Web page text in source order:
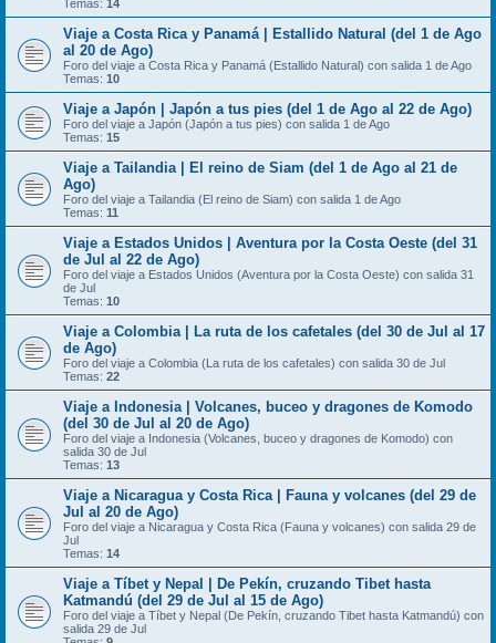
Temas: 14
Viaje a Costa Rica y Panamá | Estallido Natural (del 1 de Ago
al 20 de Ago)
Foro del viaje a Costa Rica y Panamá (Estallido Natural) con salida 1 de Ago
Temas: 10
Viaje a Japón | Japón a tus pies (del 1 de Ago al 22 de Ago)
Foro del viaje a Japón (Japón a tus pies) con salida 1 de Ago
Temas: 15
Viaje a Tailandia | El reino de Siam (del 1 de Ago al 21 de
Ago)
Foro del viaje a Tailandia (El reino de Siam) con salida 1 de Ago
Temas: 11
Viaje a Estados Unidos | Aventura por la Costa Oeste (del 31
de Jul al 22 de Ago)
Foro del viaje a Estados Unidos (Aventura por la Costa Oeste) con salida 31
de Jul
Temas: 10
Viaje a Colombia | La ruta de los cafetales (del 30 de Jul al 17
de Ago)
Foro del viaje a Colombia (La ruta de los cafetales) con salida 30 de Jul
Temas: 22
Viaje a Indonesia | Volcanes, buceo y dragones de Komodo
(del 30 de Jul al 20 de Ago)
Foro del viaje a Indonesia (Volcanes, buceo y dragones de Komodo) con
salida 30 de Jul
Temas: 13
Viaje a Nicaragua y Costa Rica | Fauna y volcanes (del 29 de
Jul al 20 de Ago)
Foro del viaje a Nicaragua y Costa Rica (Fauna y volcanes) con salida 29 de
Jul
Temas: 14
Viaje a Tíbet y Nepal | De Pekín, cruzando Tibet hasta
Katmandú (del 29 de Jul al 15 de Ago)
Foro del viaje a Tíbet y Nepal (De Pekín, cruzando Tibet hasta Katmandú) con
salida 29 de Jul